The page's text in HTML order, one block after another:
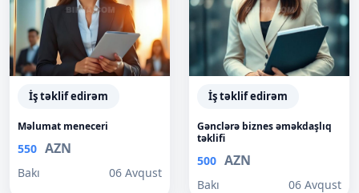
İş təklif edirəm
Məlumat meneceri
550 AZN
Bakı 06 Avqust
İş təklif edirəm
Gənclərə biznes əməkdaşlıq
təklifi
500 AZN
Bakı 06 Avqust